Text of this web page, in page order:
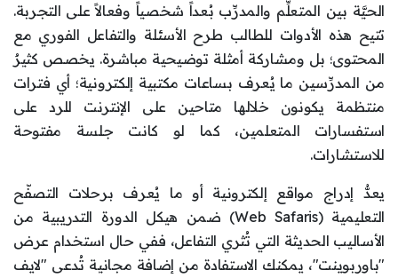
الحيَّة بين المتعلِّم والمدرِّب بُعداً شخصياً وفعالاً على التجربة.
تتيح هذه الأدوات للطالب طرح الأسئلة والتفاعل الفوري مع
المحتوى؛ بل ومشاركة أمثلة توضيحية مباشرة. يخصص كثيرٌ
من المدرِّسين ما يُعرف بساعات مكتبية إلكترونية؛ أي فترات
منتظمة يكونون خلالها متاحين على الإنترنت للرد على
استفسارات المتعلمين، كما لو كانت جلسة مفتوحة
للاستشارات.
يعدُّ إدراج مواقع إلكترونية أو ما يُعرف برحلات التصفّح
التعليمية (Web Safaris) ضمن هيكل الدورة التدريبية من
الأساليب الحديثة التي تُثري التفاعل، ففي حال استخدام عرض
"باوربوينت"، يمكنك الاستفادة من إضافة مجانية تُدعى "لايف